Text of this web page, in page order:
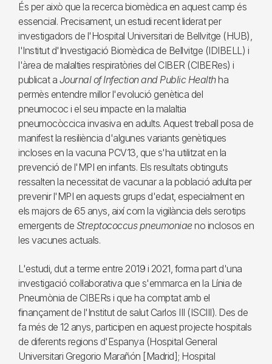
És per això que la recerca biomèdica en aquest camp és
essencial. Precisament, un estudi recent liderat per
investigadors de l'Hospital Universitari de Bellvitge (HUB),
l'Institut d'Investigació Biomèdica de Bellvitge (IDIBELL) i
l'àrea de malalties respiratòries del CIBER (CIBERes) i
publicat a Journal of Infection and Public Healthha
permès entendre millor l'evolució genètica del
pneumococ i el seu impacte en la malaltia
pneumocòccica invasiva en adults. Aquest treball posa de
manifest la resiliència d'algunes variants genètiques
incloses en la vacuna PCV13, que s'ha utilitzat en la
prevenció de l'MPI en infants. Els resultats obtinguts
ressalten la necessitat de vacunar a la població adulta per
prevenir l'MPI en aquests grups d'edat, especialment en
els majors de 65 anys, així com la vigilància dels serotips
emergents de Streptococcus pneumoniae no inclosos en
les vacunes actuals.
L'estudi, dut a terme entre 2019 i 2021, forma part d'una
investigació col·laborativa que s'emmarca en la Línia de
Pneumònia de CIBERs i que ha comptat amb el
finançament de l'Institut de salut Carlos III (ISCIII). Des de
fa més de 12 anys, participen en aquest projecte hospitals
de diferents regions d'Espanya (Hospital General
Universitari Gregorio Marañón [Madrid]; Hospital